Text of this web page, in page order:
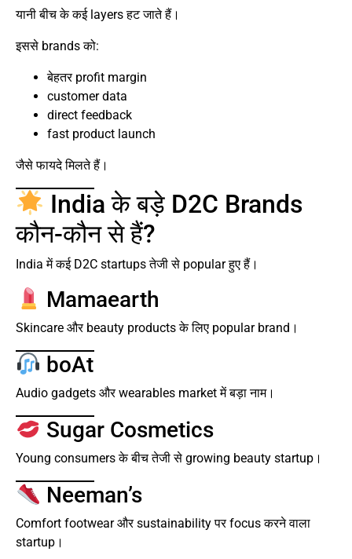
यानी बीच के कई layers हट जाते हैं।
इससे brands को:
बेहतर profit margin
customer data
direct feedback
fast product launch
जैसे फायदे मिलते हैं।
India के बड़े D2C Brands
कौन-कौन से हैं?
India में कई D2C startups तेजी से popular हुए हैं।
Mamaearth
Skincare और beauty products के लिए popular brand।
boAt
Audio gadgets और wearables market में बड़ा नाम।
Sugar Cosmetics
Young consumers के बीच तेजी से growing beauty startup।
Neeman’s
Comfort footwear और sustainability पर focus करने वाला
startup।